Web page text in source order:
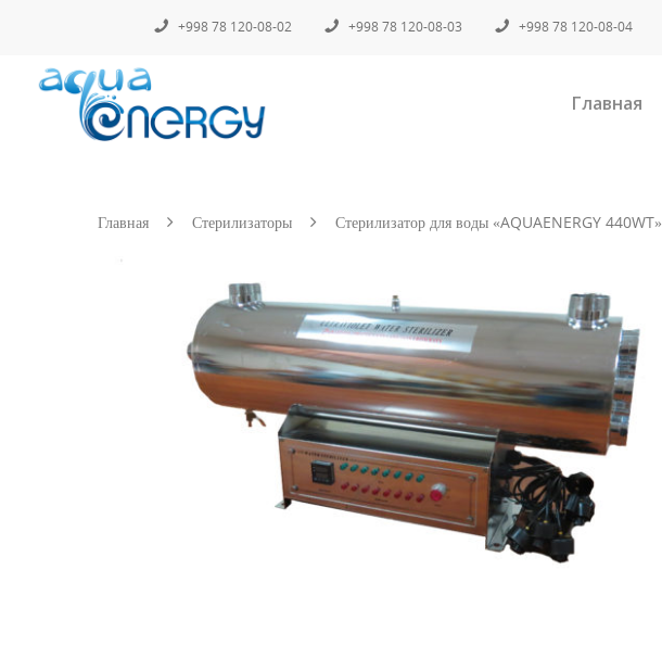
+998 78 120-08-02 +998 78 120-08-03 +998 78 120-08-04
Hit enter to search or ESC to close
Главная
Главная Стерилизаторы Стерилизатор для воды «AQUAENERGY 440WT»